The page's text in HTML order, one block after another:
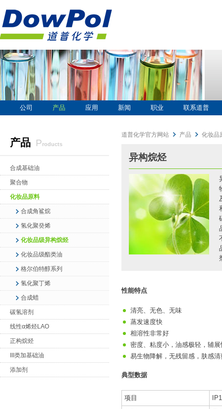
公司 产品 应用 新闻 职业 联系道普
产品 products
合成基础油
聚合物
化妆品原料
合成角鲨烷
氢化聚癸烯
化妆品级异构烷烃
化妆品级酯类油
格尔伯特醇系列
氢化聚丁烯
合成蜡
碳氢溶剂
线性α烯烃LAO
正构烷烃
III类加基础油
添加剂
道普化学官方网站 产品 化妆品
异构烷烃
性能特点
清亮、无色、无味
蒸发速度快
相溶性非常好
密度、粘度小，油感极轻，辅
易生物降解，无残留感，肤感
典型数据
项目